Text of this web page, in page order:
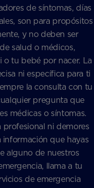
de síntomas, días
son para propósitos
y no deben ser
salud o médicos,
tu bebé por nacer. La
ni específica para ti
la consulta con tu
pregunta que
médicas o síntomas.
ni demores
información que hayas
alguno de nuestros
llama a tu
de emergencia